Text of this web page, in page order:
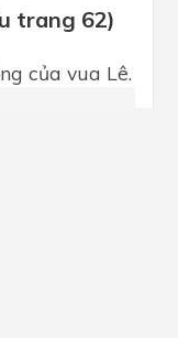
trang 62)
của vua Lê.